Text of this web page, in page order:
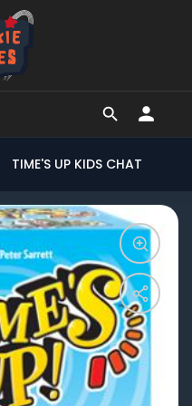

TIME'S UP KIDS CHAT